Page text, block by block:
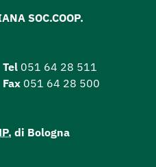
SOC.COOP.
Tel 051 64 28 511
Fax 051 64 28 500
di Bologna